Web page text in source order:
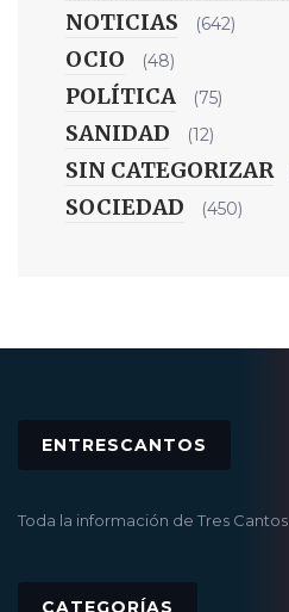
NOTICIAS (642)
OCIO (48)
POLÍTICA (75)
SANIDAD (12)
SIN CATEGORIZAR
SOCIEDAD (450)
ENTRESCANTOS
Toda la información de Tres Cantos
CATEGORÍAS